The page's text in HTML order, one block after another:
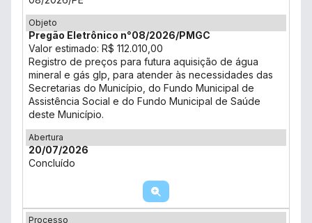
Objeto
Pregão Eletrônico n°08/2026/PMGC
Valor estimado: R$ 112.010,00
Registro de preços para futura aquisição de água
mineral e gás glp, para atender às necessidades das
Secretarias do Município, do Fundo Municipal de
Assistência Social e do Fundo Municipal de Saúde
deste Município.
Abertura
20/07/2026
Concluído
Processo